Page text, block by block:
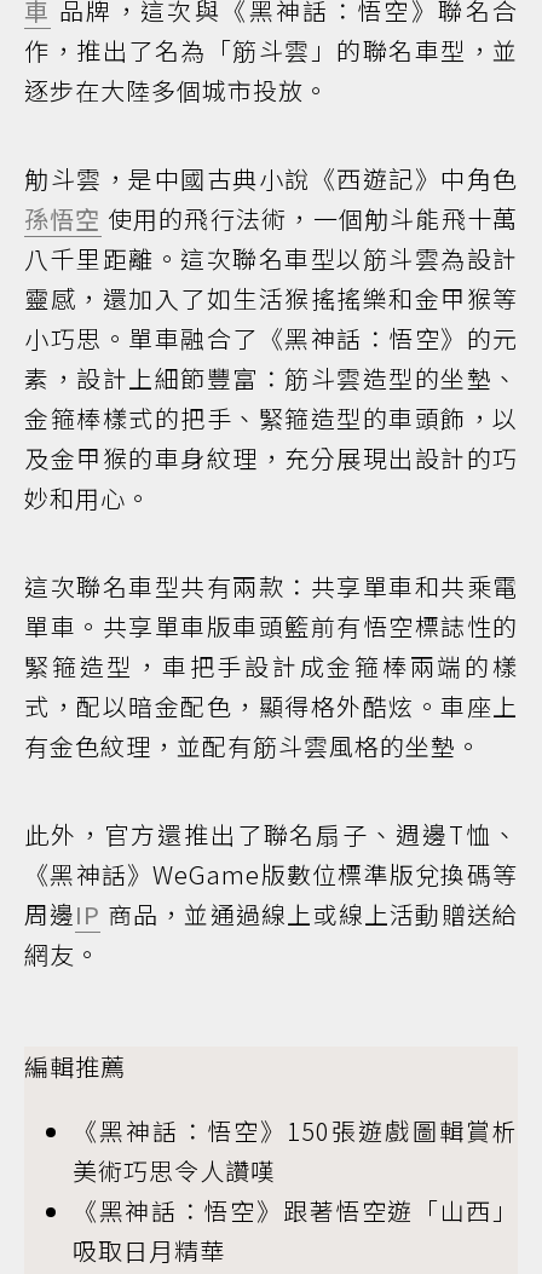
車 品牌，這次與《黑神話：悟空》聯名合
作，推出了名為「筋斗雲」的聯名車型，並
逐步在大陸多個城市投放。
觔斗雲，是中國古典小說《西遊記》中角色
孫悟空 使用的飛行法術，一個觔斗能飛十萬
八千里距離。這次聯名車型以筋斗雲為設計
靈感，還加入了如生活猴搖搖樂和金甲猴等
小巧思。單車融合了《黑神話：悟空》的元
素，設計上細節豐富：筋斗雲造型的坐墊、
金箍棒樣式的把手、緊箍造型的車頭飾，以
及金甲猴的車身紋理，充分展現出設計的巧
妙和用心。
這次聯名車型共有兩款：共享單車和共乘電
單車。共享單車版車頭籃前有悟空標誌性的
緊箍造型，車把手設計成金箍棒兩端的樣
式，配以暗金配色，顯得格外酷炫。車座上
有金色紋理，並配有筋斗雲風格的坐墊。
此外，官方還推出了聯名扇子、週邊T恤、
《黑神話》WeGame版數位標準版兌換碼等
周邊IP 商品，並通過線上或線上活動贈送給
網友。
編輯推薦
《黑神話：悟空》150張遊戲圖輯賞析
美術巧思令人讚嘆
《黑神話：悟空》跟著悟空遊「山西」
吸取日月精華